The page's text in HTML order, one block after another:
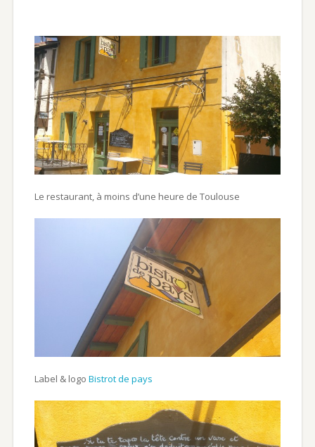
Le restaurant, à moins d’une heure de Toulouse
Label & logo Bistrot de pays